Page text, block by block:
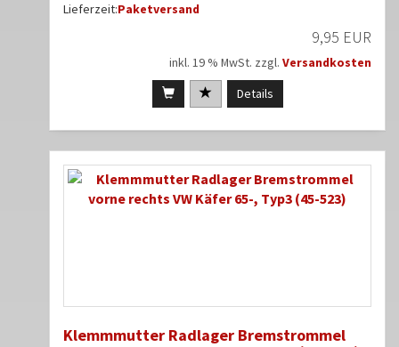
Lieferzeit:Paketversand
9,95 EUR
inkl. 19 % MwSt. zzgl. Versandkosten
Details
Klemmmutter Radlager Bremstrommel